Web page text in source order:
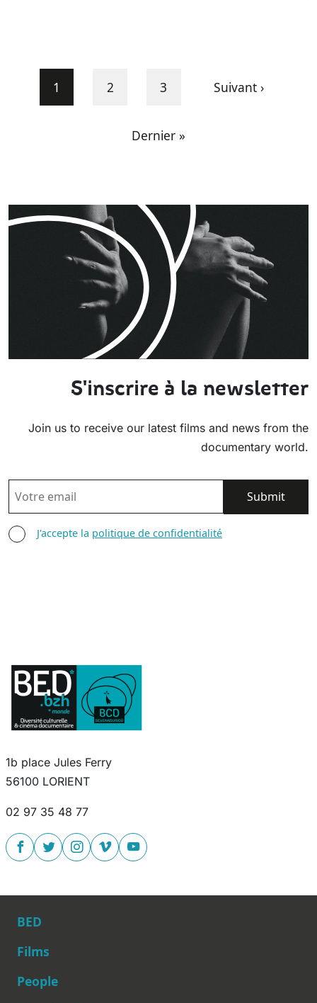
Pagination
Current page
1 Page
2 Page
3 Next page
Suivant ›
Last page
Dernier »
S'inscrire à la newsletter
Join us to receive our latest films and news from the
documentary world.
EMAIL
AGREE TERMS
J'accepte la politique de confidentialité
1b place Jules Ferry
56100 LORIENT
02 97 35 48 77
BED
Films
People